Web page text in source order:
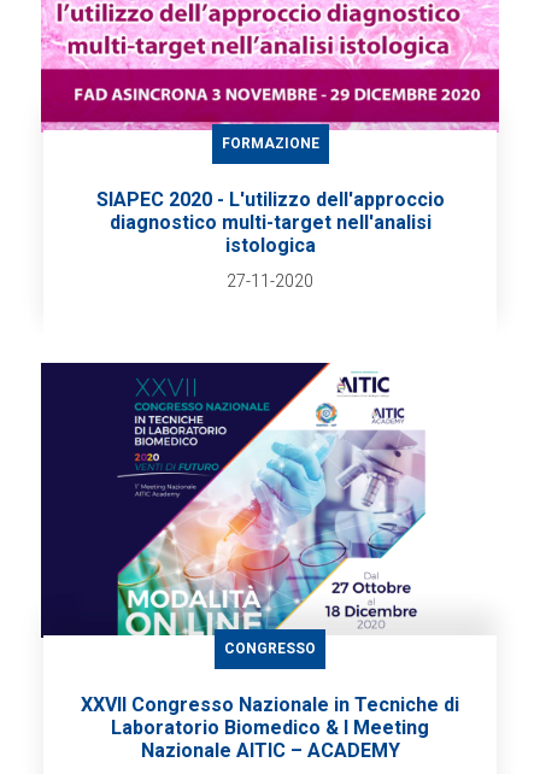
FORMAZIONE
SIAPEC 2020 - L'utilizzo dell'approccio
diagnostico multi-target nell'analisi
istologica
27-11-2020
CONGRESSO
XXVII Congresso Nazionale in Tecniche di
Laboratorio Biomedico & I Meeting
Nazionale AITIC – ACADEMY